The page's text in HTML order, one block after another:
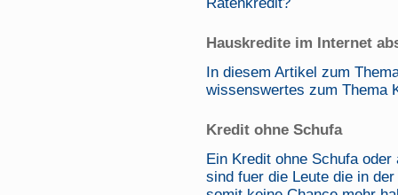
Hauskredite im Internet
In diesem Artikel zum
wissenswertes zum Thema
Kredit ohne Schufa
Ein Kredit ohne Schufa
sind fuer die Leute die in